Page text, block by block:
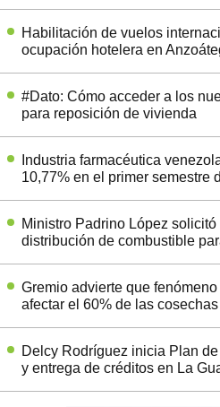
Habilitación de vuelos
ocupación hotelera en
#Dato: Cómo acceder a los
para reposición de vivienda
Industria farmacéutica
10,77% en el primer semestre
Ministro Padrino López
distribución de combustible
Gremio advierte que fenómeno
afectar el 60% de las
Delcy Rodríguez inicia Plan
y entrega de créditos en La